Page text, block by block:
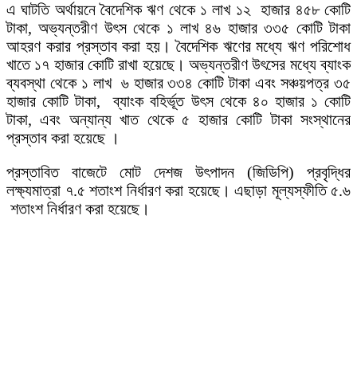
এ ঘাটতি অর্থায়নে বৈদেশিক ঋণ থেকে ১ লাখ ১২ হাজার ৪৫৮ কোটি
টাকা, অভ্যন্তরীণ উৎস থেকে ১ লাখ ৪৬ হাজার ৩৩৫ কোটি টাকা
আহরণ করার প্রস্তাব করা হয়। বৈদেশিক ঋণের মধ্যে ঋণ পরিশোধ
খাতে ১৭ হাজার কোটি রাখা হয়েছে। অভ্যন্তরীণ উৎসের মধ্যে ব্যাংক
ব্যবস্থা থেকে ১ লাখ ৬ হাজার ৩৩৪ কোটি টাকা এবং সঞ্চয়পত্র ৩৫
হাজার কোটি টাকা, ব্যাংক বহির্ভূত উৎস থেকে ৪০ হাজার ১ কোটি
টাকা, এবং অন্যান্য খাত থেকে ৫ হাজার কোটি টাকা সংস্থানের
প্রস্তাব করা হয়েছে ।
প্রস্তাবিত বাজেটে মোট দেশজ উৎপাদন (জিডিপি) প্রবৃদ্ধির
লক্ষ্যমাত্রা ৭.৫ শতাংশ নির্ধারণ করা হয়েছে। এছাড়া মূল্যস্ফীতি ৫.৬
শতাংশ নির্ধারণ করা হয়েছে।